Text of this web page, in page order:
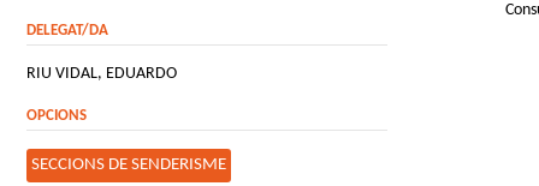
DELEGAT/DA
RIU VIDAL, EDUARDO
OPCIONS
SECCIONS DE SENDERISME